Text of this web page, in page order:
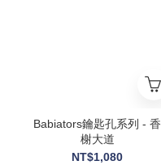
Babiators鑰匙孔系列 - 香
榭大道
NT$1,080